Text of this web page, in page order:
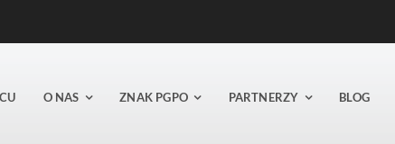
O NAS ZNAK PGPO PARTNERZY BLOG